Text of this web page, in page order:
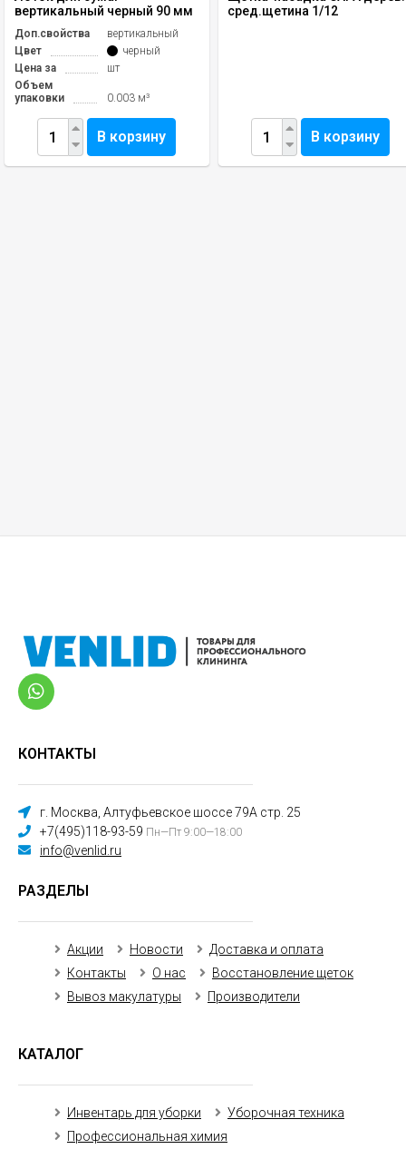
вертикальный черный 90 мм
Доп.свойства
вертикальный
Цвет
черный
Цена за
шт
Объем
упаковки
0.003 м³
В корзину
сред.щетина 1/12
В корзину
КОНТАКТЫ
г. Москва, Алтуфьевское шоссе 79А стр. 25
+7(495)118-93-59 Пн—Пт 9:00—18:00
info@venlid.ru
РАЗДЕЛЫ
Акции Новости
Доставка и оплата
Контакты
О нас
Восстановление щеток
Вывоз макулатуры
Производители
КАТАЛОГ
Инвентарь для уборки
Уборочная техника
Профессиональная химия